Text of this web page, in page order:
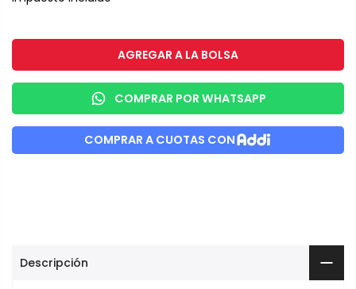
COMPRAR POR WHATSAPP
COMPRAR A CUOTAS CON
AGREGAR A LA BOLSA
Descripción